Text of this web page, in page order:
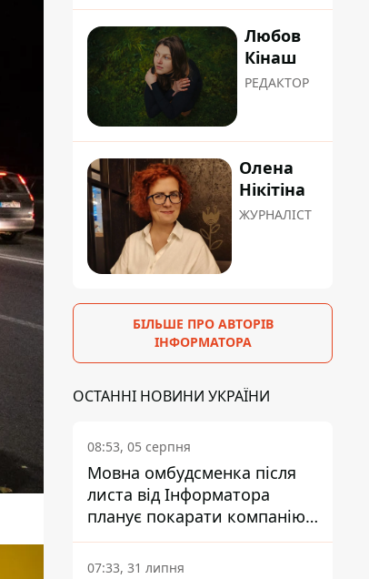
Любов
Кінаш
РЕДАКТОР
Олена
Нікітіна
ЖУРНАЛІСТ
БІЛЬШЕ ПРО АВТОРІВ
ІНФОРМАТОРА
ОСТАННІ НОВИНИ УКРАЇНИ
08:53, 05 серпня
Мовна омбудсменка після
листа від Інформатора
планує покарати компанію-
підрядника ПриватБанку
07:33, 31 липня